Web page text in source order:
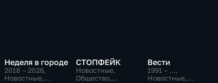
Неделя в городе
2018 – 2026,
Новостные,
СТОПФЕЙК
Новостные,
Общество,
Вести
1991 – …,
Новостные,